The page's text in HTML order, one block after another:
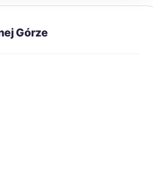
Górze